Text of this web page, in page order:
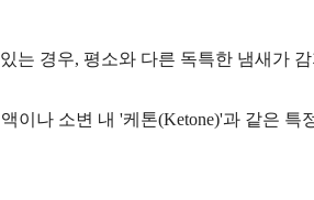
는 경우, 평소와 다른 독특한 냄새가
이나 소변 내 '케톤(Ketone)'과 같은 특